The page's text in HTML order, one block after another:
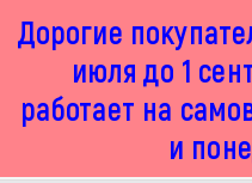
Дорогие
июля до 1
работает на
и
г. Москва, Маленковская 32 стр 2А
пн-пт с 11:00 до 19:00, сб с 11:00 до